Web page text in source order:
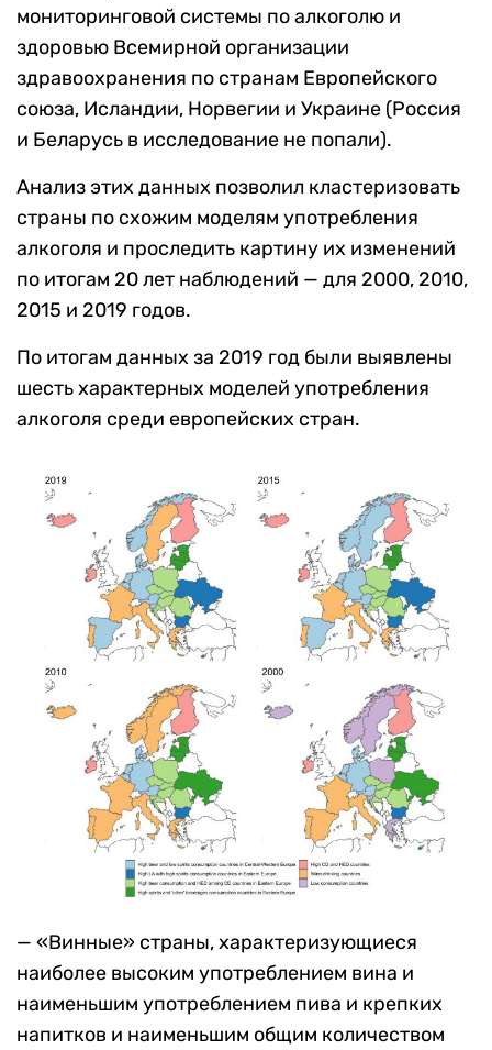
мониторинговой системы по алкоголю и
здоровью Всемирной организации
здравоохранения по странам Европейского
союза, Исландии, Норвегии и Украине (Россия
и Беларусь в исследование не попали).
Анализ этих данных позволил кластеризовать
страны по схожим моделям употребления
алкоголя и проследить картину их изменений
по итогам 20 лет наблюдений — для 2000, 2010,
2015 и 2019 годов.
По итогам данных за 2019 год были выявлены
шесть характерных моделей употребления
алкоголя среди европейских стран.
— «Винные» страны, характеризующиеся
наиболее высоким употреблением вина и
наименьшим употреблением пива и крепких
напитков и наименьшим общим количеством